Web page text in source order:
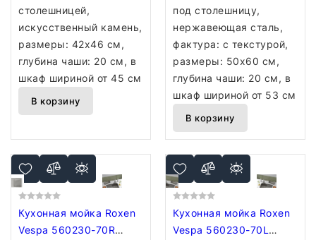
столешницей,
искусственный камень,
размеры: 42x46 см,
глубина чаши: 20 см, в
шкаф шириной от 45 см
В корзину
под столешницу,
нержавеющая сталь,
фактура: с текстурой,
размеры: 50x60 см,
глубина чаши: 20 см, в
шкаф шириной от 53 см
В корзину
Кухонная мойка Roxen
Vespa 560230-70R
Кухонная мойка Roxen
Vespa 560230-70L